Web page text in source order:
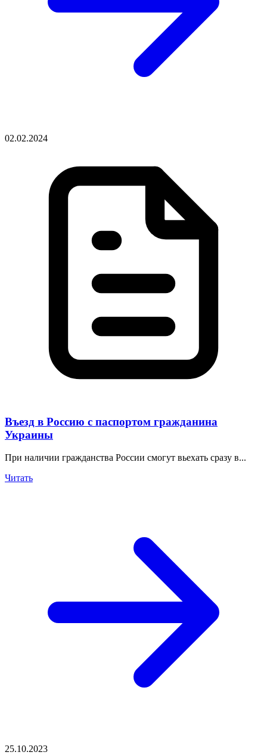
02.02.2024
Въезд в Россию с паспортом гражданина
Украины
При наличии гражданства России смогут вьехать сразу в...
Читать
25.10.2023